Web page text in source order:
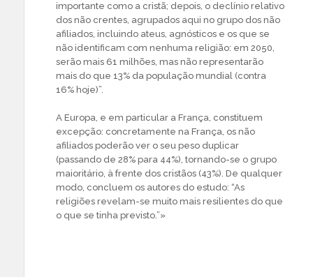
importante como a cristã; depois, o declínio relativo
dos não crentes, agrupados aqui no grupo dos não
afiliados, incluindo ateus, agnósticos e os que se
não identificam com nenhuma religião: em 2050,
serão mais 61 milhões, mas não representarão
mais do que 13% da população mundial (contra
16% hoje)”.
A Europa, e em particular a França, constituem
excepção: concretamente na França, os não
afiliados poderão ver o seu peso duplicar
(passando de 28% para 44%), tornando-se o grupo
maioritário, à frente dos cristãos (43%). De qualquer
modo, concluem os autores do estudo: “As
religiões revelam-se muito mais resilientes do que
o que se tinha previsto.”»